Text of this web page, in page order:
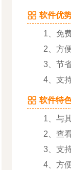
软件优
1、免费
2、方便
3、节省
4、支持
软件特
1、与其
2、查看
3、支持
4、方便